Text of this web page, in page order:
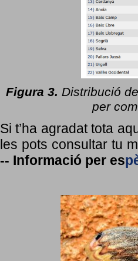
Figura 3. Distribució
per
Si t’ha agradat tota
les pots consultar tu
-- Informació per es